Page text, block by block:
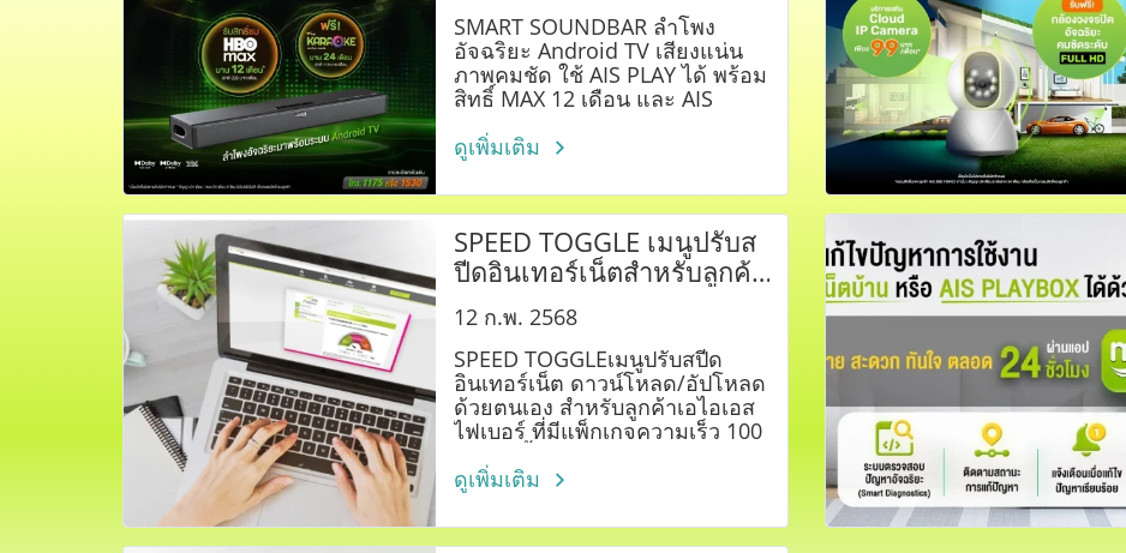
SMART SOUNDBAR ลำโพง
อัจฉริยะ Android TV เสียงแน่น
ภาพคมชัด ใช้ AIS PLAY ได้ พร้อม
สิทธิ์ MAX 12 เดือน และ AIS
ดูเพิ่มเติม
SPEED TOGGLE เมนูปรับส
ปีดอินเทอร์เน็ตสำหรับลูกค้า
เอไอเอส ไฟเบอร์
12 ก.พ. 2568
SPEED TOGGLEเมนูปรับสปีด
อินเทอร์เน็ต ดาวน์โหลด/อัปโหลด
ด้วยตนเอง สำหรับลูกค้าเอไอเอส
ไฟเบอร์ ที่มีแพ็กเกจความเร็ว 100
ดูเพิ่มเติม